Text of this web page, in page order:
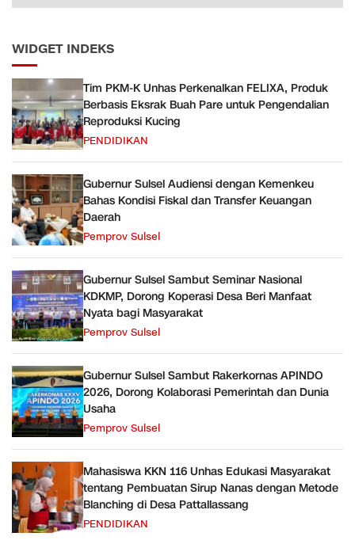
WIDGET INDEKS
Tim PKM-K Unhas Perkenalkan FELIXA, Produk
Berbasis Eksrak Buah Pare untuk Pengendalian
Reproduksi Kucing
PENDIDIKAN
Gubernur Sulsel Audiensi dengan Kemenkeu
Bahas Kondisi Fiskal dan Transfer Keuangan
Daerah
Pemprov Sulsel
Gubernur Sulsel Sambut Seminar Nasional
KDKMP, Dorong Koperasi Desa Beri Manfaat
Nyata bagi Masyarakat
Pemprov Sulsel
Gubernur Sulsel Sambut Rakerkornas APINDO
2026, Dorong Kolaborasi Pemerintah dan Dunia
Usaha
Pemprov Sulsel
Mahasiswa KKN 116 Unhas Edukasi Masyarakat
tentang Pembuatan Sirup Nanas dengan Metode
Blanching di Desa Pattallassang
PENDIDIKAN